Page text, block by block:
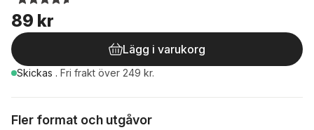
89 kr
Lägg i varukorg
Skickas . Fri frakt över 249 kr.
Fler format och utgåvor